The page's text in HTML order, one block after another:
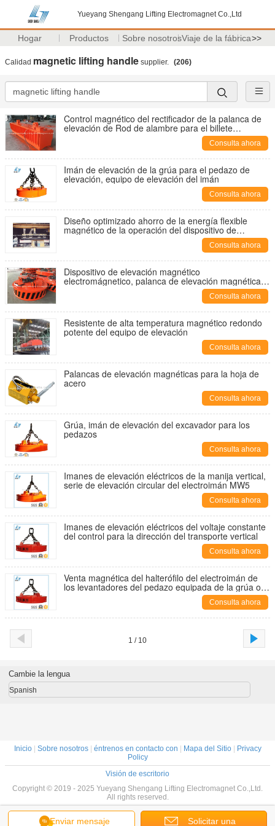
Yueyang Shengang Lifting Electromagnet Co.,Ltd
Hogar Productos Sobre nosotrosViaje de la fábrica>>
Calidad magnetic lifting handle supplier. (206)
Control magnético del rectificador de la palanca de
elevación de Rod de alambre para el billete
Consulta ahora
Imán de elevación de la grúa para el pedazo de
elevación, equipo de elevación del imán
Consulta ahora
Diseño optimizado ahorro de la energía flexible
magnético de la operación del dispositivo de
Consulta ahora
Dispositivo de elevación magnético
electromágnetico, palanca de elevación magnética 2
Consulta ahora
Resistente de alta temperatura magnético redondo
potente del equipo de elevación
Consulta ahora
Palancas de elevación magnéticas para la hoja de
acero
Consulta ahora
Grúa, imán de elevación del excavador para los
pedazos
Consulta ahora
Imanes de elevación eléctricos de la manija vertical,
serie de elevación circular del electroimán MW5
Consulta ahora
Imanes de elevación eléctricos del voltaje constante
del control para la dirección del transporte vertical
Consulta ahora
Venta magnética del halterófilo del electroimán de
los levantadores del pedazo equipada de la grúa o
Consulta ahora
1 / 10
Enviar mensaje Solicitar una
Cambie la lengua
Spanish
Inicio| Sobre nosotros| éntrenos en contacto con Mapa del Sitio|
Privacy
Policy
Visión de escritorio
Copyright © 2019 - 2025 Yueyang Shengang Lifting Electromagnet Co.,Ltd.
All rights reserved.